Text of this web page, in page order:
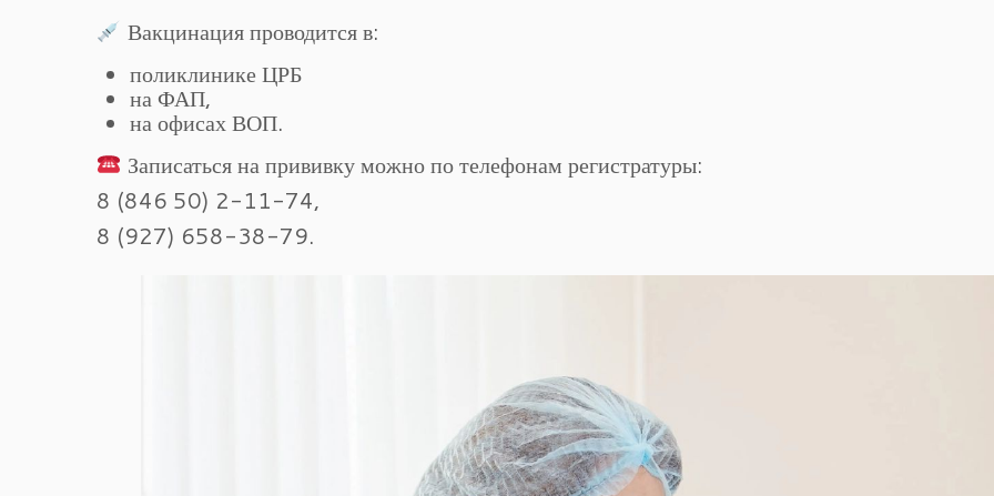
Вакцинация проводится в:
поликлинике ЦРБ
на ФАП,
на офисах ВОП.
Записаться на прививку можно по телефонам регистратуры:
8 (846 50) 2-11-74,
8 (927) 658-38-79.